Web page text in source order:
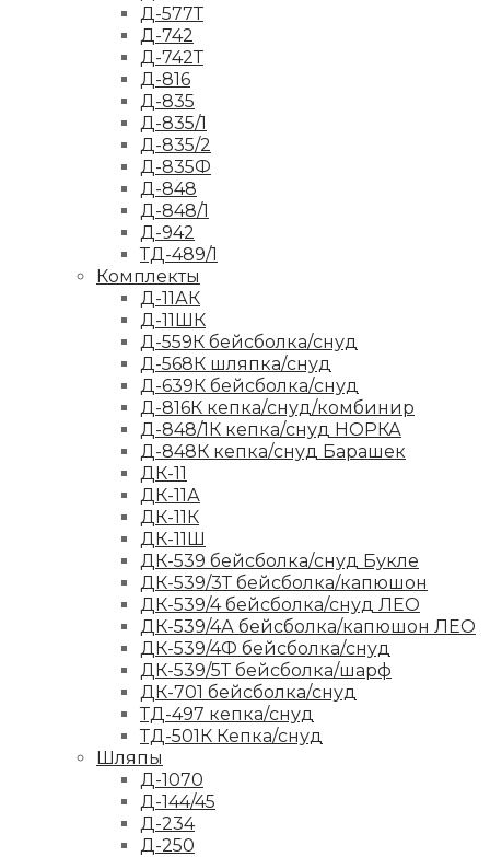
Д-577Т
Д-742
Д-742Т
Д-816
Д-835
Д-835/1
Д-835/2
Д-835Ф
Д-848
Д-848/1
Д-942
ТД-489/1
Комплекты
Д-11АК
Д-11ШК
Д-559К бейсболка/снуд
Д-568К шляпка/снуд
Д-639К бейсболка/снуд
Д-816К кепка/снуд/комбинир
Д-848/1К кепка/снуд НОРКА
Д-848К кепка/снуд Барашек
ДК-11
ДК-11А
ДК-11К
ДК-11Ш
ДК-539 бейсболка/снуд Букле
ДК-539/3Т бейсболка/капюшон
ДК-539/4 бейсболка/снуд ЛЕО
ДК-539/4А бейсболка/капюшон ЛЕО
ДК-539/4Ф бейсболка/снуд
ДК-539/5Т бейсболка/шарф
ДК-701 бейсболка/снуд
ТД-497 кепка/снуд
ТД-501К Кепка/снуд
Шляпы
Д-1070
Д-144/45
Д-234
Д-250